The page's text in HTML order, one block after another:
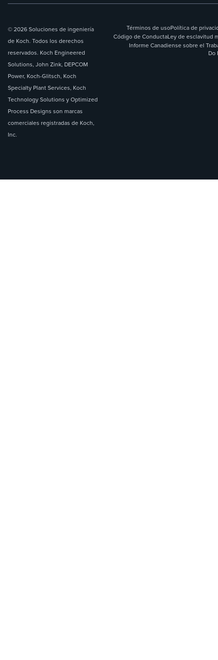
© 2026 Soluciones de ingeniería
de Koch. Todos los derechos
reservados. Koch Engineered
Solutions, John Zink, DEPCOM
Power, Koch-Glitsch, Koch
Specialty Plant Services, Koch
Technology Solutions y Optimized
Process Designs son marcas
comerciales registradas de Koch,
Inc.
Términos de usoPolítica de
Código de ConductaLey de esclavitud
Informe Canadiense sobre el
Do